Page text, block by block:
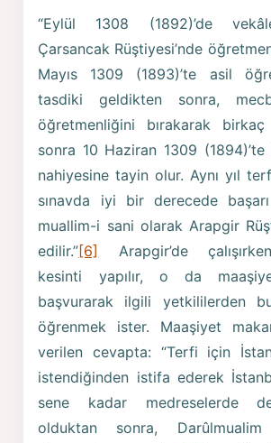
“Eylül 1308 (1892)’de
Çarsancak Rüştiyesi’nde
Mayıs 1309 (1893)’te asil
tasdiki geldikten sonra,
öğretmenliğini bırakarak
sonra 10 Haziran 1309 (1894)’te
nahiyesine tayin olur. Aynı yıl
sınavda iyi bir derecede
muallim-i sani olarak Arapgir
edilir.”[6]
Arapgir’de
kesinti yapılır, o da
başvurarak ilgili yetkililerden
öğrenmek ister. Maaşiyet
verilen cevapta: “Terfi için
istendiğinden istifa ederek
sene kadar medreselerde
olduktan sonra, Darûlmualim